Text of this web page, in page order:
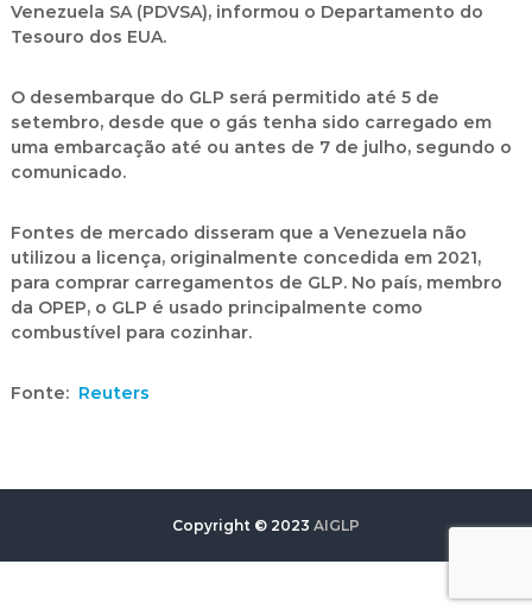
Venezuela SA (PDVSA), informou o Departamento do
Tesouro dos EUA.
O desembarque do GLP será permitido até 5 de
setembro, desde que o gás tenha sido carregado em
uma embarcação até ou antes de 7 de julho, segundo o
comunicado.
Fontes de mercado disseram que a Venezuela não
utilizou a licença, originalmente concedida em 2021,
para comprar carregamentos de GLP. No país, membro
da OPEP, o GLP é usado principalmente como
combustível para cozinhar.
Fonte: Reuters
Copyright © 2023 AIGLP